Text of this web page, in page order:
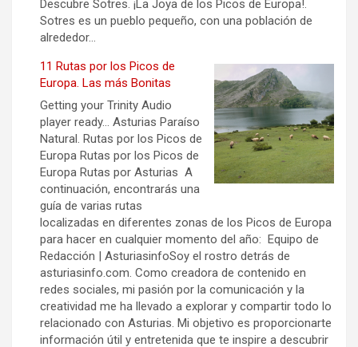
Descubre Sotres. ¡La Joya de los Picos de Europa!.
Sotres es un pueblo pequeño, con una población de
alrededor…
11 Rutas por los Picos de
Europa. Las más Bonitas
Getting your Trinity Audio
player ready… Asturias Paraíso
Natural. Rutas por los Picos de
Europa Rutas por los Picos de
Europa Rutas por Asturias A
continuación, encontrarás una
guía de varias rutas
localizadas en diferentes zonas de los Picos de Europa
para hacer en cualquier momento del año: Equipo de
Redacción | AsturiasinfoSoy el rostro detrás de
asturiasinfo.com. Como creadora de contenido en
redes sociales, mi pasión por la comunicación y la
creatividad me ha llevado a explorar y compartir todo lo
relacionado con Asturias. Mi objetivo es proporcionarte
información útil y entretenida que te inspire a descubrir